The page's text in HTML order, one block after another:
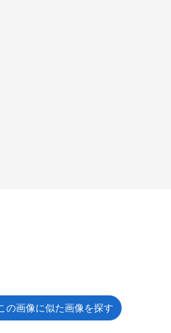
の画像に似た画像を探す